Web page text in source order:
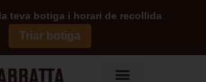
teva botiga i horari de recollida
Triar botiga